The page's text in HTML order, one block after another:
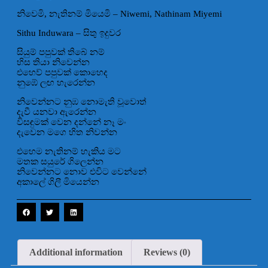
නිවෙමි, නැතිනම් මියෙමි – Niwemi, Nathinam Miyemi
Sithu Induwara – සිතු ඉදුවර
සියුම් පපුවක් තිබේ නම්
හිස තියා නිවෙන්න
එහෙව් පපුවක් කොහෙද
නුඹේ ලඟ හැරෙන්න
නිවෙන්නට නුඹ නොමැති වූවොත්
දැවී යනවා ඇරෙන්න
විසඳුමක් වෙන දන්නේ නෑ මං
දැවෙන මගෙ හිත නිවන්න
එහෙම නැතිනම් හැකිය මට
මතක සයුරේ ගිලෙන්න
නිවෙන්නට නොව එවිට වෙන්නේ
අකාලේ ගිලී මියෙන්න
Additional information Reviews (0)